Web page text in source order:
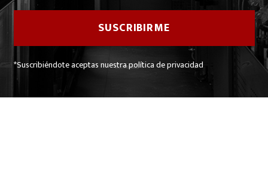
*Suscribiéndote aceptas nuestra política de privacidad